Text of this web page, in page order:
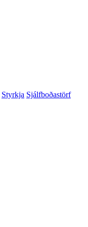
Styrkja Sjálfboðastörf